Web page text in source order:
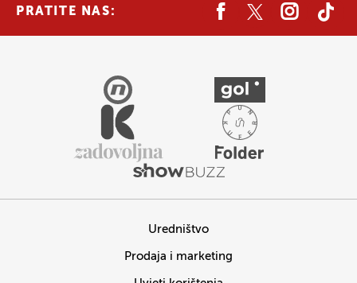
PRATITE NAS:
Uredništvo
Prodaja i marketing